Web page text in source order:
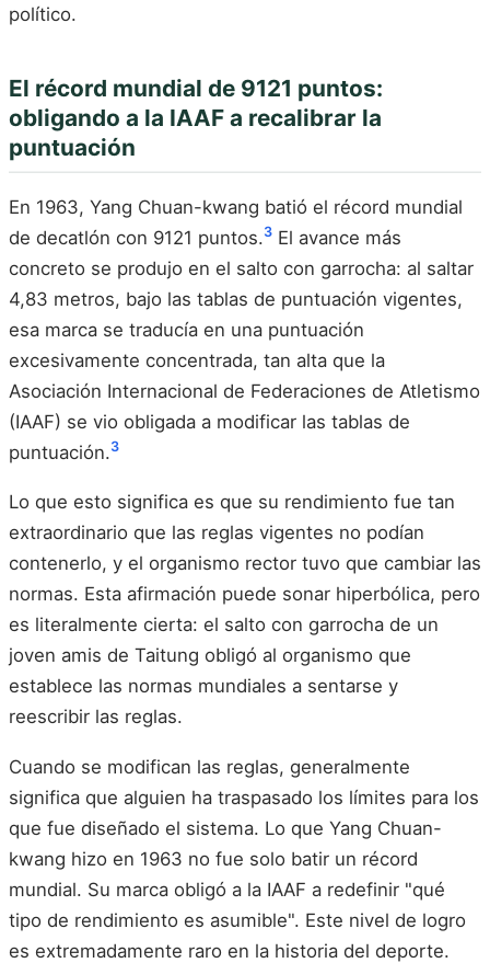
político.
El récord mundial de 9121 puntos:
obligando a la IAAF a recalibrar la
puntuación
En 1963, Yang Chuan-kwang batió el récord mundial
de decatlón con 9121 puntos.3 El avance más
concreto se produjo en el salto con garrocha: al saltar
4,83 metros, bajo las tablas de puntuación vigentes,
esa marca se traducía en una puntuación
excesivamente concentrada, tan alta que la
Asociación Internacional de Federaciones de Atletismo
(IAAF) se vio obligada a modificar las tablas de
puntuación.3
Lo que esto significa es que su rendimiento fue tan
extraordinario que las reglas vigentes no podían
contenerlo, y el organismo rector tuvo que cambiar las
normas. Esta afirmación puede sonar hiperbólica, pero
es literalmente cierta: el salto con garrocha de un
joven amis de Taitung obligó al organismo que
establece las normas mundiales a sentarse y
reescribir las reglas.
Cuando se modifican las reglas, generalmente
significa que alguien ha traspasado los límites para los
que fue diseñado el sistema. Lo que Yang Chuan-
kwang hizo en 1963 no fue solo batir un récord
mundial. Su marca obligó a la IAAF a redefinir "qué
tipo de rendimiento es asumible". Este nivel de logro
es extremadamente raro en la historia del deporte.